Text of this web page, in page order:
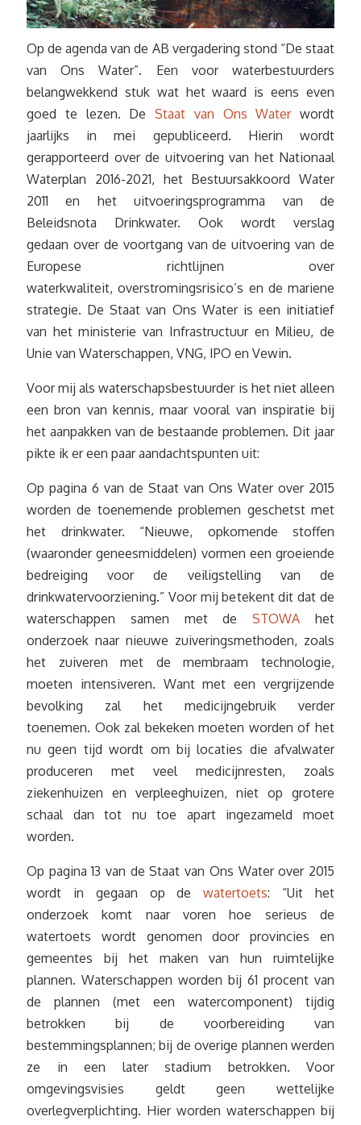
Op de agenda van de AB vergadering stond “De staat
van Ons Water”. Een voor waterbestuurders
belangwekkend stuk wat het waard is eens even
goed te lezen. De Staat van Ons Waterwordt
jaarlijks in mei gepubliceerd. Hierin wordt
gerapporteerd over de uitvoering van het Nationaal
Waterplan 2016-2021, het Bestuursakkoord Water
2011 en het uitvoeringsprogramma van de
Beleidsnota Drinkwater. Ook wordt verslag
gedaan over de voortgang van de uitvoering van de
Europese richtlijnen over
waterkwaliteit, overstromingsrisico’s en de mariene
strategie. De Staat van Ons Water is een initiatief
van het ministerie van Infrastructuur en Milieu, de
Unie van Waterschappen, VNG, IPO en Vewin.
Voor mij als waterschapsbestuurder is het niet alleen
een bron van kennis, maar vooral van inspiratie bij
het aanpakken van de bestaande problemen. Dit jaar
pikte ik er een paar aandachtspunten uit:
Op pagina 6 van de Staat van Ons Water over 2015
worden de toenemende problemen geschetst met
het drinkwater. “Nieuwe, opkomende stoffen
(waaronder geneesmiddelen) vormen een groeiende
bedreiging voor de veiligstelling van de
drinkwatervoorziening.” Voor mij betekent dit dat de
waterschappen samen met deSTOWA het
onderzoek naar nieuwe zuiveringsmethoden, zoals
het zuiveren met de membraam technologie,
moeten intensiveren. Want met een vergrijzende
bevolking zal het medicijngebruik verder
toenemen. Ook zal bekeken moeten worden of het
nu geen tijd wordt om bij locaties die afvalwater
produceren met veel medicijnresten, zoals
ziekenhuizen en verpleeghuizen, niet op grotere
schaal dan tot nu toe apart ingezameld moet
worden.
Op pagina 13 van de Staat van Ons Water over 2015
wordt in gegaan op dewatertoets: “Uit het
onderzoek komt naar voren hoe serieus de
watertoets wordt genomen door provincies en
gemeentes bij het maken van hun ruimtelijke
plannen. Waterschappen worden bij 61 procent van
de plannen (met een watercomponent) tijdig
betrokken bij de voorbereiding van
bestemmingsplannen; bij de overige plannen werden
ze in een later stadium betrokken. Voor
omgevingsvisies geldt geen wettelijke
overlegverplichting. Hier worden waterschappen bij